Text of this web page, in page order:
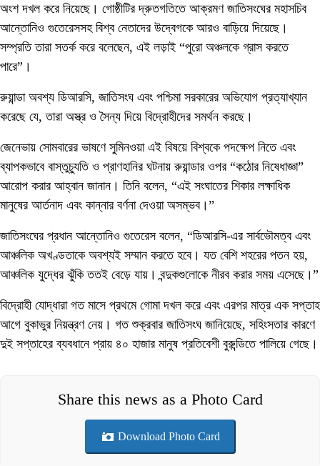
অংশ দখল করে নিয়েছে। গোষ্ঠীটির দ্রুতগতিতে আক্রমণ জাতিসংঘের মহাসচিব
আন্তোনিও গুতেরেসসহ বিশ্ব নেতাদের উদ্বেগকে আরও বাড়িয়ে দিয়েছে।
সম্প্রতি তারা সতর্ক করে বলেছেন, এই লড়াই “পুরো অঞ্চলকে গ্রাস করতে
পারে”।
রুয়ান্ডা অবশ্য ডিআরসি, জাতিসংঘ এবং পশ্চিমা সরকারের অভিযোগ প্রত্যাখ্যান
করেছে যে, তারা অস্ত্র ও সৈন্য দিয়ে বিদ্রোহীদের সমর্থন করছে।
জেনেভায় সোমবারের ভাষণে সুমিনওয়া এই বিষয়ে বিশ্বকে পদক্ষেপ নিতে এবং
ব্যাপকভাবে বাস্তুচ্যুতি ও প্রাণহানির ঘটনায় রুয়ান্ডার ওপর “কঠোর নিষেধাজ্ঞা”
আরোপ করার আহ্বান জানান। তিনি বলেন, “এই সংঘাতের শিকার লক্ষাধিক
মানুষের আর্তনাদ এবং কান্নার বর্ণনা দেওয়া অসম্ভব।”
জাতিসংঘের প্রধান আন্তোনিও গুতেরেস বলেন, “ডিআরসি-এর সার্বভৌমত্ব এবং
আঞ্চলিক অখণ্ডতাকে অবশ্যই সম্মান করতে হবে। যত বেশি শহরের পতন হয়,
আঞ্চলিক যুদ্ধের ঝুঁকি ততই বেড়ে যায়। বন্দুকগুলোকে নীরব করার সময় এসেছে।”
বিদ্রোহী যোদ্ধারা গত মাসে প্রথমে গোমা দখল করে এবং এরপর মাত্র এক সপ্তাহ
আগে বুকাভুর নিয়ন্ত্রণ নেয়। গত শুক্রবার জাতিসংঘ জানিয়েছে, সহিংসতার কারণে
দুই সপ্তাহের ব্যবধানে প্রায় ৪০ হাজার মানুষ প্রতিবেশী বুরুন্ডিতে পালিয়ে গেছে।
Share this news as a Photo Card
Download Photo Card